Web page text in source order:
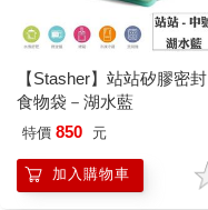
【Stasher】站站矽膠密封
食物袋－湖水藍
特價 850 元
加入購物車